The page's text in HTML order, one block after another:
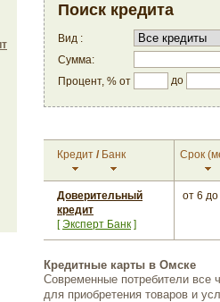
Поиск кредита
Вид :
Сумма:
Процент, % от
до
Кредит / Банк Срок
Доверительный
кредит
[Эксперт Банк ]
от 6 до
Кредитные карты в Омске
Современные потребители все
для приобретения товаров и